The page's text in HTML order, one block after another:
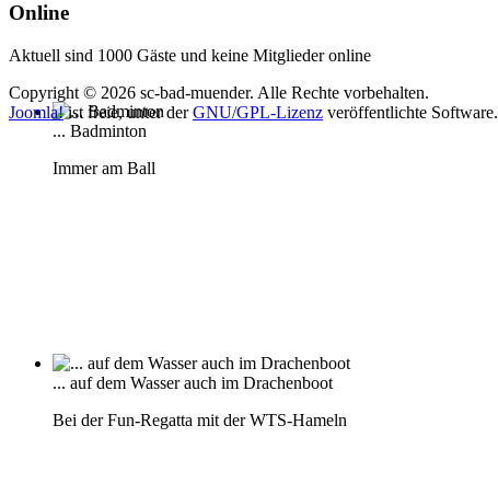
... Badminton
Immer am Ball
... auf dem Wasser auch im Drachenboot
Bei der Fun-Regatta mit der WTS-Hameln
Online
Aktuell sind 1000 Gäste und keine Mitglieder online
Copyright © 2026 sc-bad-muender. Alle Rechte vorbehalten.
Joomla!ist freie, unter derGNU/GPL-Lizenz veröffentlichte Software.